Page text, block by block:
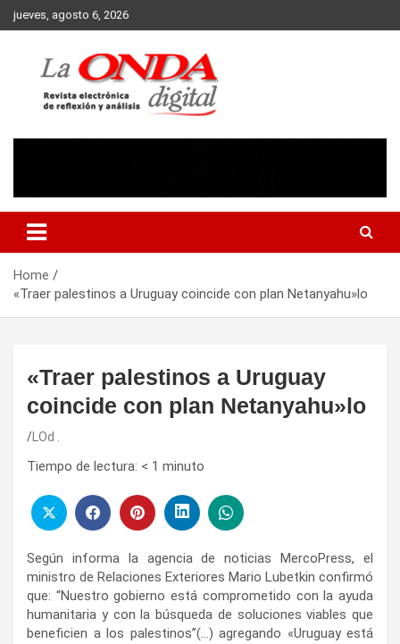
Skip
to
jueves, agosto 6, 2026
Home
«Traer palestinos a Uruguay coincide con plan Netanyahu»lo
«Traer palestinos a Uruguay
coincide con plan Netanyahu»lo
LOd .
Tiempo de lectura: < 1 minuto
Según informa la agencia de noticias MercoPress, el
ministro de Relaciones Exteriores Mario Lubetkin confirmó
que: “Nuestro gobierno está comprometido con la ayuda
humanitaria y con la búsqueda de soluciones viables que
beneficien a los palestinos”(…) agregando «Uruguay está